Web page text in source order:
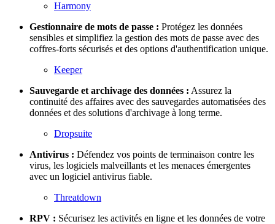
Harmony
Gestionnaire de mots de passe : Protégez les données
sensibles et simplifiez la gestion des mots de passe avec des
coffres-forts sécurisés et des options d'authentification unique.
Keeper
Sauvegarde et archivage des données : Assurez la
continuité des affaires avec des sauvegardes automatisées des
données et des solutions d'archivage à long terme.
Dropsuite
Antivirus : Défendez vos points de terminaison contre les
virus, les logiciels malveillants et les menaces émergentes
avec un logiciel antivirus fiable.
Threatdown
RPV : Sécurisez les activités en ligne et les données de votre